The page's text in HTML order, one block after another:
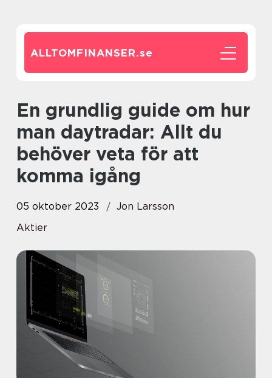
ALLTOMFINANSER.se
En grundlig guide om hur
man daytradar: Allt du
behöver veta för att
komma igång
05 oktober 2023
Jon Larsson
Aktier